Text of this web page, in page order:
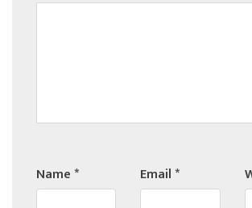
Name* Email*